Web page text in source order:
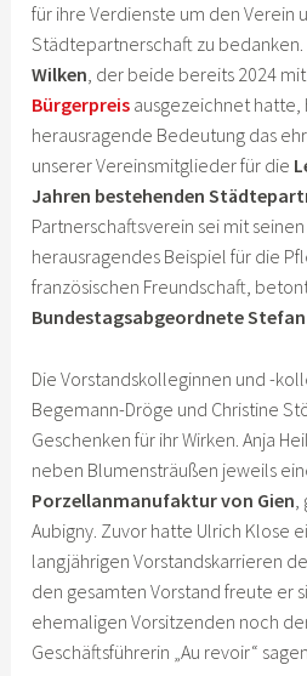
für ihre Verdienste um den Verein
Städtepartnerschaft zu bedanken.
Wilken, der beide bereits 2024
Bürgerpreis ausgezeichnet
herausragende Bedeutung das
unserer Vereinsmitglieder für die
Jahren bestehenden
Partnerschaftsverein sei mit
herausragendes Beispiel für die
französischen Freundschaft,
Bundestagsabgeordnete
Die Vorstandskolleginnen und -
Begemann-Dröge und Christine
Geschenken für ihr Wirken. Anja
neben Blumensträußen jeweils
Porzellanmanufaktur von Gien
Aubigny. Zuvor hatte Ulrich Klose
langjährigen Vorstandskarrieren
den gesamten Vorstand freute er
ehemaligen Vorsitzenden noch
Geschäftsführerin „Au revoir“